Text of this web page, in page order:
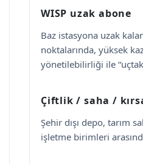
WISP uzak abone
Baz istasyona uzak
noktalarında, yüksek
yönetilebilirliği ile
Çiftlik / saha /
Şehir dışı depo, tarım
işletme birimleri